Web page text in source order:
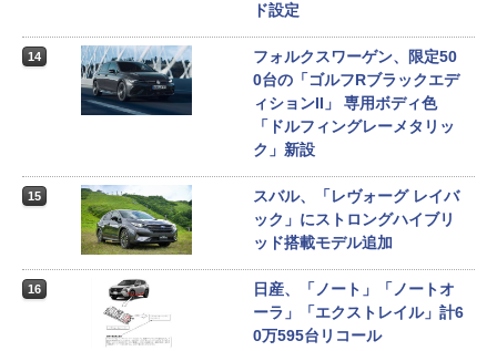
ド設定
14
フォルクスワーゲン、限定50
0台の「ゴルフRブラックエデ
ィションII」 専用ボディ色
「ドルフィングレーメタリッ
ク」新設
15
スバル、「レヴォーグ レイバ
ック」にストロングハイブリ
ッド搭載モデル追加
16
日産、「ノート」「ノートオ
ーラ」「エクストレイル」計6
0万595台リコール